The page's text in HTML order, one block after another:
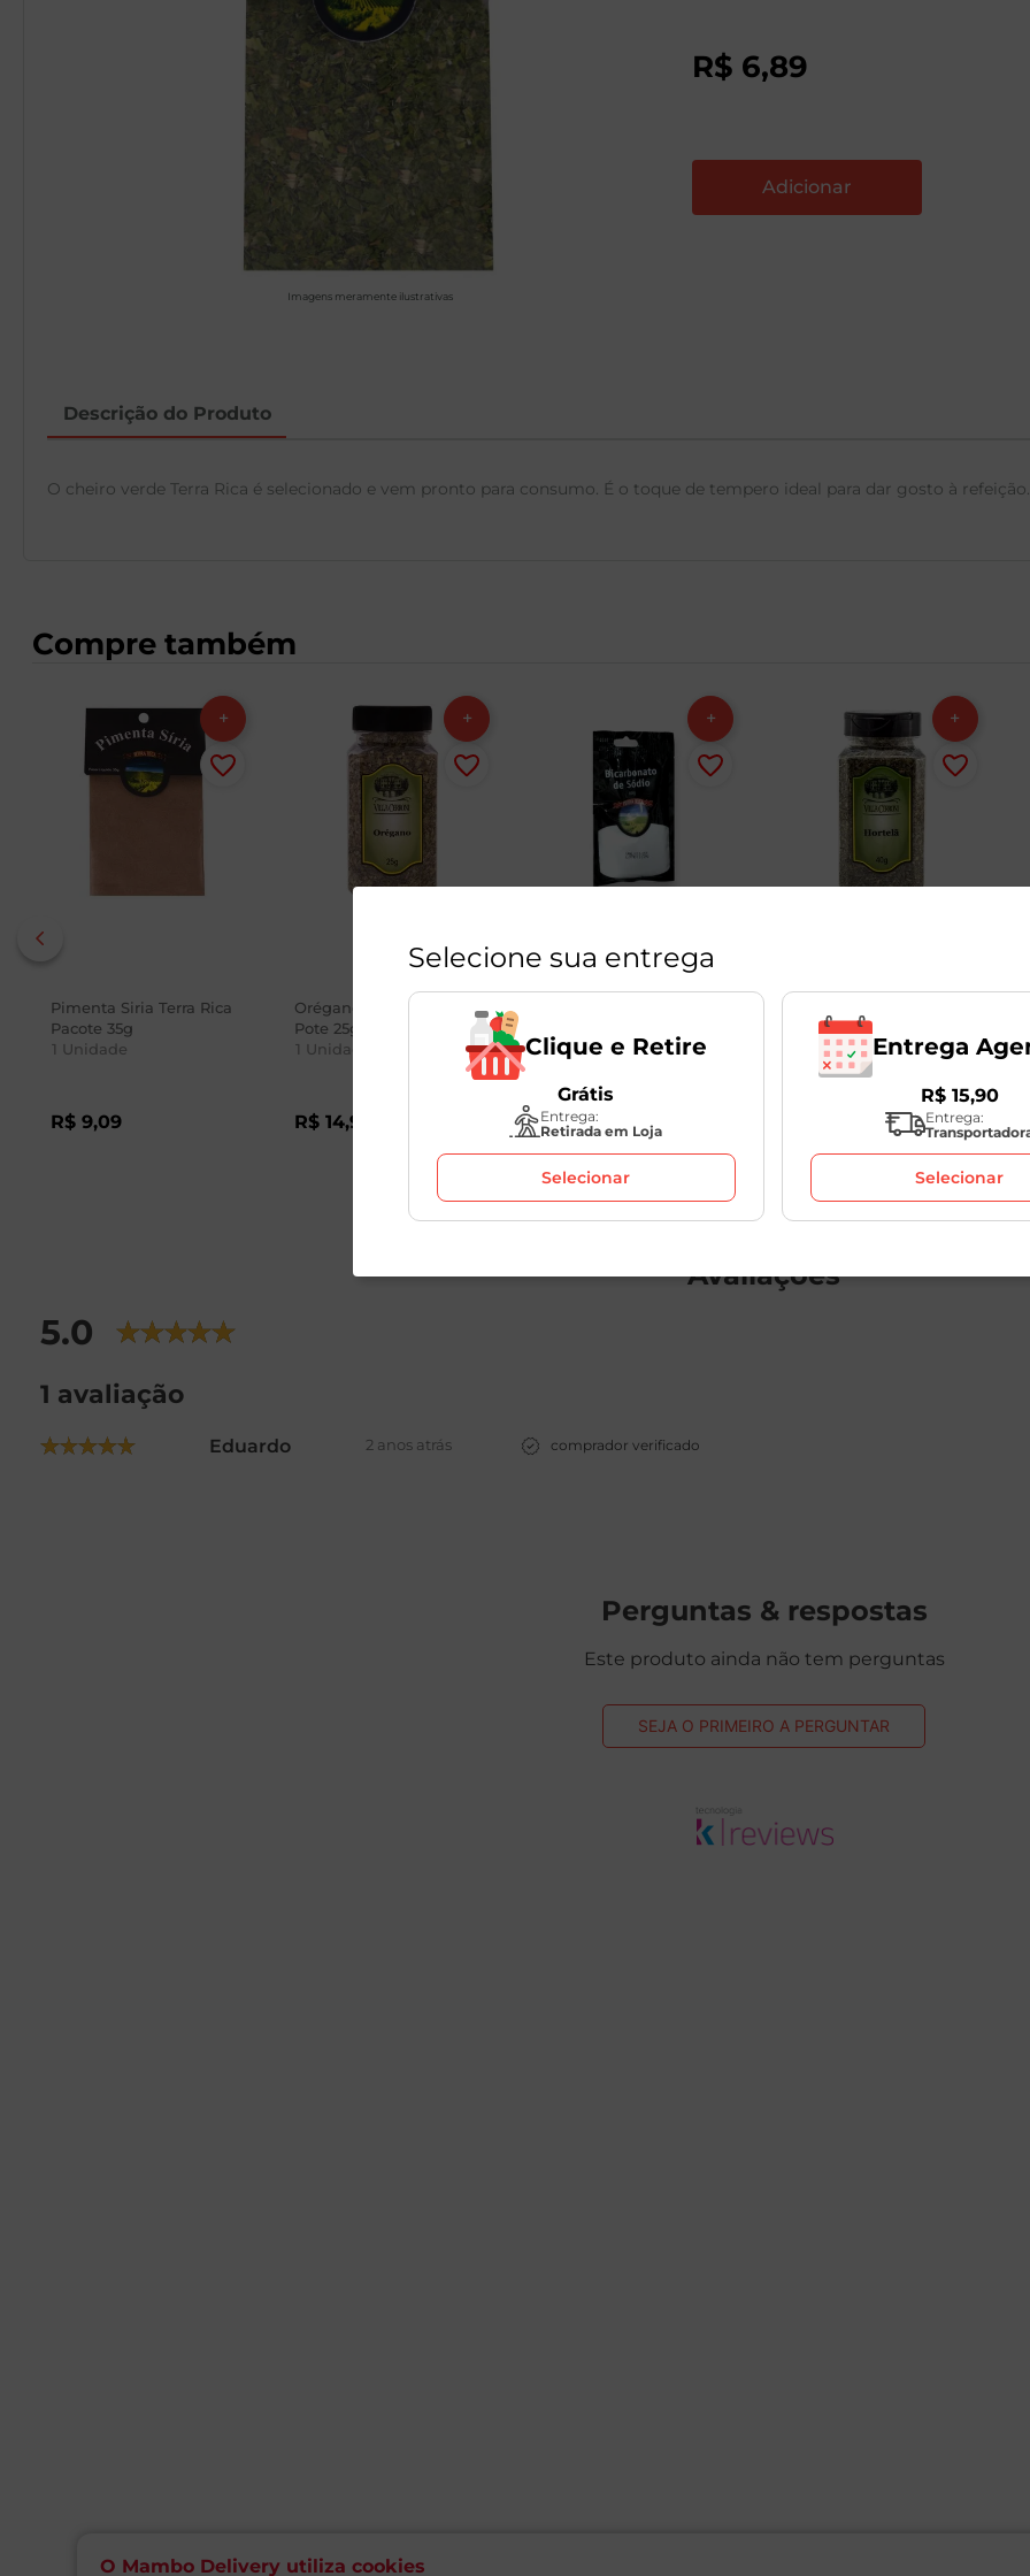
O Mambo Delivery utiliza cookies
Imagens meramente ilustrativas
R$ 6,89
Descrição do Produto
O cheiro verde Terra Rica é selecionado e vem pronto para consumo. É o toque de tempero ideal para dar gosto à refeição.
Compre também
Pimenta Siria Terra Rica
Pacote 35g
1 Unidade
R$ 9,09
Orégano Villa Cerroni
Pote 25g
1 Unidade
R$ 14,98
1 Unidade
R$ 4,59
Cerroni 40g
Unidade
Avaliações
5.0
1 avaliação
Eduardo 2 anos atrás comprador verificado
Perguntas & respostas
Este produto ainda não tem perguntas
SEJA O PRIMEIRO A PERGUNTAR
Selecione sua entrega
Clique e Retire
Grátis
Entrega:
Retirada em Loja
Selecionar
Entrega
R$ 15,90
Entrega:
Selecionar